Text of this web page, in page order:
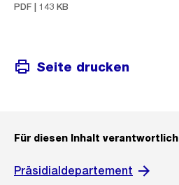
PDF | 143 KB
Seite drucken
Für diesen Inhalt verantwortlich
Präsidialdepartement